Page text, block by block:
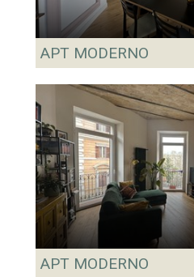
APT MODERNO
APT MODERNO